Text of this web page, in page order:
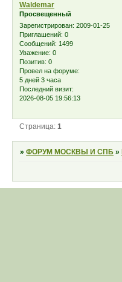
Waldemar
Просвещенный
Зарегистрирован: 2009-01-25
Приглашений: 0
Сообщений: 1499
Уважение: 0
Позитив: 0
Провел на форуме:
5 дней 3 часа
Последний визит:
2026-08-05 19:56:13
Страница:1
»ФОРУМ МОСКВЫ И СПБ »